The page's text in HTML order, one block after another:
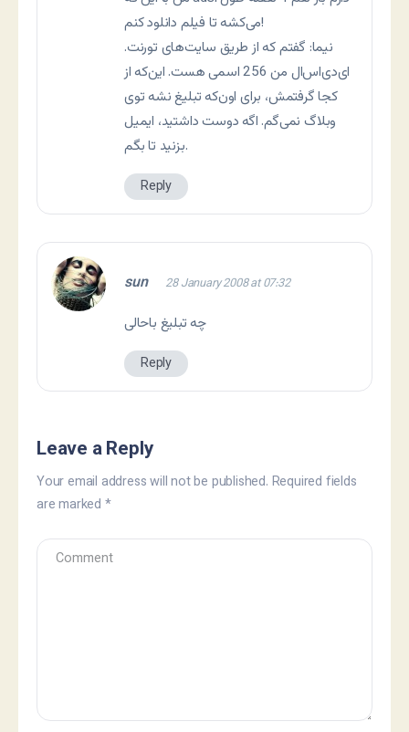
می‌کشه تا فیلم دانلود کنم!
نیما: گفتم که از طریق سایت‌های تورنت.
ای‌دی‌اس‌ال من 256 اسمی هست. این‌که از
کجا گرفتمش، برای اون‌که تبلیغ نشه توی
وبلاگ نمی‌گم. اگه دوست داشتید، ایمیل
بزنید تا بگم.
Reply
sun 28 January 2008 at 07:32
چه تبلیغ باحالی
Reply
Leave a Reply
Your email address will not be published. Required fields
are marked *